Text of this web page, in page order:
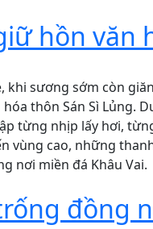
hồn văn
khi sương sớm còn
thôn Sán Sì Lủng.
từng nhịp lấy hơi,
vùng cao, những
nơi miền đá Khâu Vai.
đồng